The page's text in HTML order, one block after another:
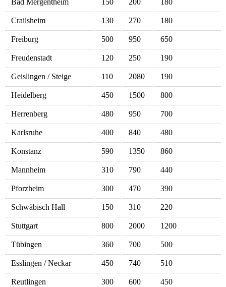
Bad Mergentheim 150 200 180
Crailsheim 130 270 180
Freiburg 500 950 650
Freudenstadt 120 250 190
Geislingen / Steige 110 2080 190
Heidelberg 450 1500 800
Herrenberg 480 950 700
Karlsruhe 400 840 480
Konstanz 590 1350 860
Mannheim 310 790 440
Pforzheim 300 470 390
Schwäbisch Hall 150 310 220
Stuttgart 800 2000 1200
Tübingen 360 700 500
Esslingen / Neckar 450 740 510
Reutlingen 300 600 450